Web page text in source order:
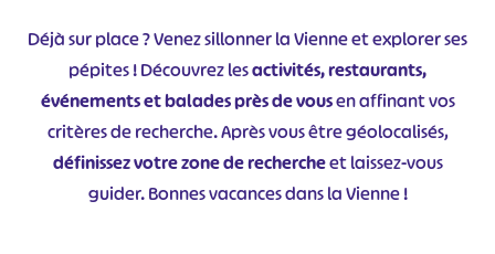
Déjà sur place ? Venez sillonner la Vienne et explorer ses
pépites ! Découvrez lesactivités, restaurants,
événements et balades près de vousen affinant vos
critères de recherche. Après vous être géolocalisés,
définissez votre zone de rechercheet laissez-vous
guider. Bonnes vacances dans la Vienne !